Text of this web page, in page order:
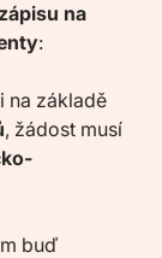
na
:
na základě
, žádost musí
buď